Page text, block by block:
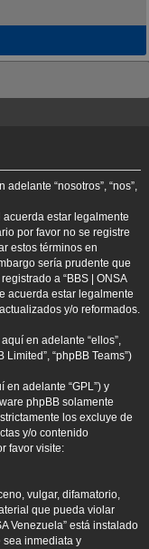
“nosotros”, “nos”,
acuerda estar legalmente
por favor no se registre
estos términos en
sería prudente que
a “BBS | ONSA
acuerda estar legalmente
y/o reformados.
en adelante “ellos”,
Limited”, “phpBB Teams”)
en adelante “GPL”) y
phpBB solamente
los excluye de
y/o contenido
favor visite:
vulgar, difamatorio,
que pueda violar
Venezuela” está instalado
sea inmediata y